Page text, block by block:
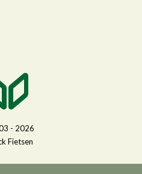
- 2026
Fietsen